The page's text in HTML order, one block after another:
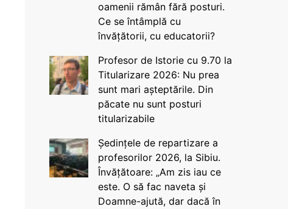
oamenii rămân fără posturi.
Ce se întâmplă cu
învățătorii, cu educatorii?
Profesor de Istorie cu 9.70 la
Titularizare 2026: Nu prea
sunt mari așteptările. Din
păcate nu sunt posturi
titularizabile
Ședințele de repartizare a
profesorilor 2026, la Sibiu.
Învățătoare: „Am zis iau ce
este. O să fac naveta și
Doamne-ajută, dar dacă în